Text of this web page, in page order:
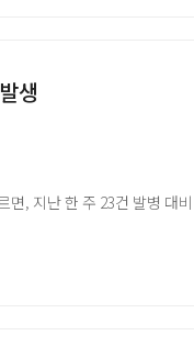
니다.
생
, 지난 한 주 23건 발병 대
생 후 현재까지 누적 200만